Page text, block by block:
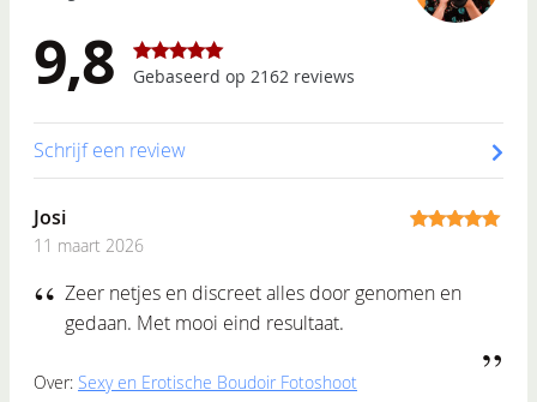
9,8 4.89out of 5
Gebaseerd op 2162 reviews
Schrijf een review
Josi
11 maart 2026
Zeer netjes en discreet alles door genomen en
gedaan. Met mooi eind resultaat.
Over: Sexy en Erotische Boudoir Fotoshoot